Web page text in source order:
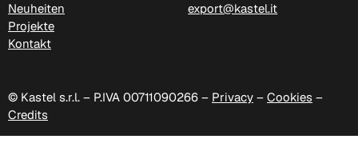
Neuheiten
Projekte
Kontakt
export@kastel.it
© Kastel s.r.l. – P.IVA 00711090266 – Privacy – Cookies –
Credits